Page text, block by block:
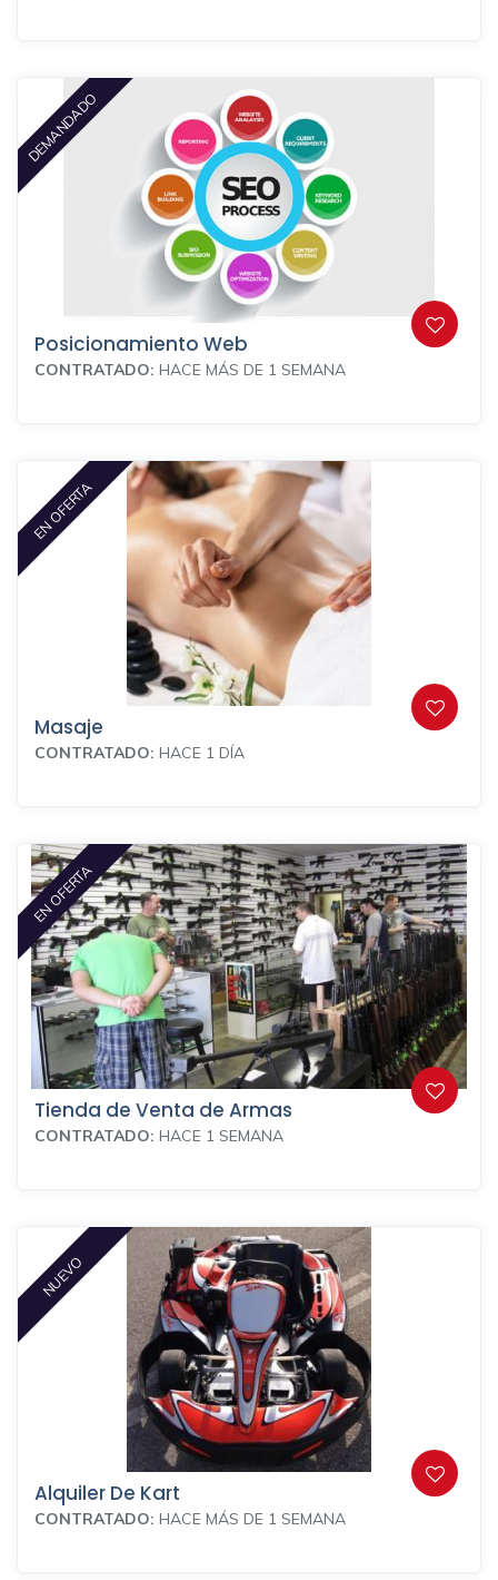
DEMANDADO
Posicionamiento Web
CONTRATADO: HACE MÁS DE 1 SEMANA
EN OFERTA
Masaje
CONTRATADO: HACE 1 DÍA
EN OFERTA
Tienda de Venta de Armas
CONTRATADO: HACE 1 SEMANA
NUEVO
Alquiler De Kart
CONTRATADO: HACE MÁS DE 1 SEMANA